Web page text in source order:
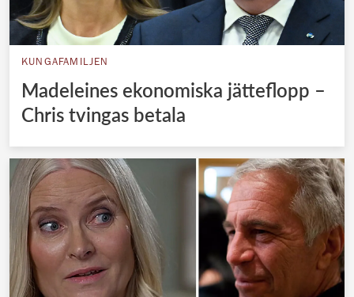
KUNGAFAMILJEN
Madeleines ekonomiska jätteflopp –
Chris tvingas betala